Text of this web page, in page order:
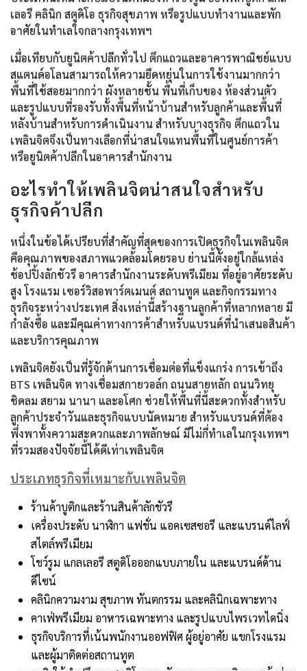
เลอรี คลินิก สตูดิโอ ธุรกิจสุขภาพ หรือรูปแบบทำงานและพัก
อาศัยในทำเลใจกลางกรุงเทพฯ
เมื่อเทียบกับยูนิตค้าปลีกทั่วไป ตึกแถวและอาคารพาณิชย์แบบ
สแตนด์อโลนสามารถให้ความยืดหยุ่นในการใช้งานมากกว่า
พื้นที่ใช้สอยมากกว่า ผังหลายชั้น พื้นที่เก็บของ ห้องส่วนตัว
และรูปแบบที่รองรับทั้งพื้นที่หน้าบ้านสำหรับลูกค้าและพื้นที่
หลังบ้านสำหรับการดำเนินงาน สำหรับบางธุรกิจ ตึกแถวใน
เพลินจิตจึงเป็นทางเลือกที่น่าสนใจแทนพื้นที่ในศูนย์การค้า
หรือยูนิตค้าปลีกในอาคารสำนักงาน
อะไรทำให้เพลินจิตน่าสนใจสำหรับ
ธุรกิจค้าปลีก
หนึ่งในข้อได้เปรียบที่สำคัญที่สุดของการเปิดธุรกิจในเพลินจิต
คือคุณภาพของสภาพแวดล้อมโดยรอบ ย่านนี้ตั้งอยู่ใกล้แหล่ง
ช้อปปิ้งลักชัวรี อาคารสำนักงานระดับพรีเมียม ที่อยู่อาศัยระดับ
สูง โรงแรม เซอร์วิสอพาร์ตเมนต์ สถานทูต และกิจกรรมทาง
ธุรกิจระหว่างประเทศ สิ่งเหล่านี้สร้างฐานลูกค้าที่หลากหลาย มี
กำลังซื้อ และมีคุณค่าทางการค้าสำหรับแบรนด์ที่นำเสนอสินค้า
และบริการคุณภาพ
เพลินจิตยังเป็นที่รู้จักด้านการเชื่อมต่อที่แข็งแกร่ง การเข้าถึง
BTS เพลินจิต ทางเชื่อมสกายวอล์ก ถนนสายหลัก ถนนวิทยุ
ชิดลม สยาม นานา และอโศก ช่วยให้พื้นที่นี้สะดวกทั้งสำหรับ
ลูกค้าประจำวันและธุรกิจแบบนัดหมาย สำหรับแบรนด์ที่ต้อง
พึ่งพาทั้งความสะดวกและภาพลักษณ์ มีไม่กี่ทำเลในกรุงเทพฯ
ที่รวมสองปัจจัยนี้ได้ดีเท่าเพลินจิต
ประเภทธุรกิจที่เหมาะกับเพลินจิต
ร้านค้าบูติกและร้านสินค้าลักชัวรี
เครื่องประดับ นาฬิกา แฟชั่น แอคเซสซอรี และแบรนด์ไลฟ์
สไตล์พรีเมียม
โชว์รูม แกลเลอรี สตูดิโอออกแบบภายใน และแบรนด์ด้าน
ดีไซน์
คลินิกความงาม สุขภาพ ทันตกรรม และคลินิกเฉพาะทาง
คาเฟ่พรีเมียม อาหารเฉพาะทาง และรูปแบบไพรเวทไดนิ่ง
ธุรกิจบริการที่เน้นพนักงานออฟฟิศ ผู้อยู่อาศัย แขกโรงแรม
และผู้มาติดต่อสถานทูต